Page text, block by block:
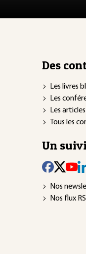
Des
Les livres
Les
Les
Tous les
Un
Nos
Nos flux